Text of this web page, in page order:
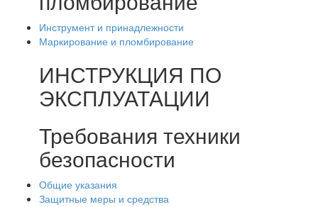
Инструмент и принадлежности
Маркирование и пломбирование
ИНСТРУКЦИЯ ПО
ЭКСПЛУАТАЦИИ
Требования техники
безопасности
Общие указания
Защитные меры и средства